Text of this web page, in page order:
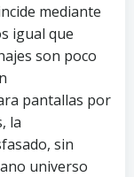
mediante
igual que
son poco
pantallas por
la
sin
universo